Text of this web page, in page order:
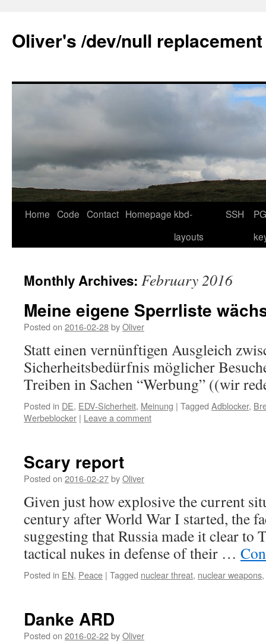
content
Oliver's /dev/null replacement
Home Code Contact Homepage kbd-
layouts
SSH
Monthly Archives: February 2016
Meine eigene Sperrliste
Posted on 2016-02-28byOliver
Statt einen vernünftigen Ausgleich
Sicherheitsbedürfnis möglicher
Treiben in Sachen “Werbung” ((wir
Posted in DE, EDV-Sicherheit, Meinung | Tagged Adblocker,
Werbeblocker | Leave a comment
Scary report
Posted on 2016-02-27byOliver
Given just how explosive the current
century after World War I started, the
suggesting that Russia made it clear to
tactical nukes in defense of their …
Posted in EN, Peace | Tagged nuclear threat, nuclear weapons,
Danke ARD
Posted on 2016-02-22byOliver